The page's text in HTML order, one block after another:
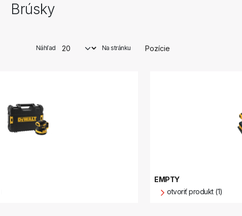
Brúsky
Náhľad Na stránku
EMPTY
otvoriť produkt (1)